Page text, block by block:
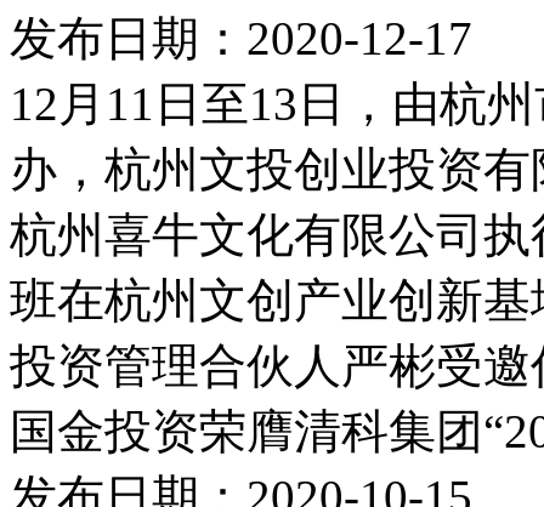
发布日期：2020-12-17
12月11日至13日，由杭
办，杭州文投创业投资
杭州喜牛文化有限公司
班在杭州文创产业创新
投资管理合伙人严彬受
国金投资荣膺清科集团